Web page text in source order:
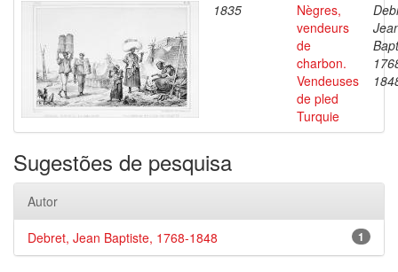
1835
Nègres,
vendeurs
de
charbon.
Vendeuses
de pled
Turquie
Sugestões de pesquisa
Autor
1
Debret, Jean Baptiste, 1768-1848